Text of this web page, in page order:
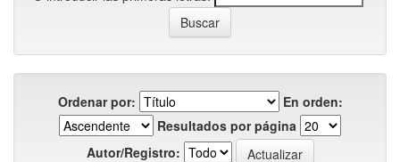
Ordenar por:
En orden:
Resultados por página
Autor/Registro: